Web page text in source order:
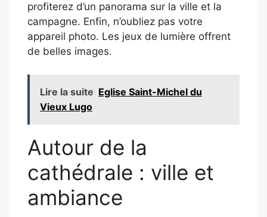
profiterez d’un panorama sur la ville et la
campagne. Enfin, n’oubliez pas votre
appareil photo. Les jeux de lumière offrent
de belles images.
Lire la suite Eglise Saint-Michel du
Vieux Lugo
Autour de la
cathédrale : ville et
ambiance